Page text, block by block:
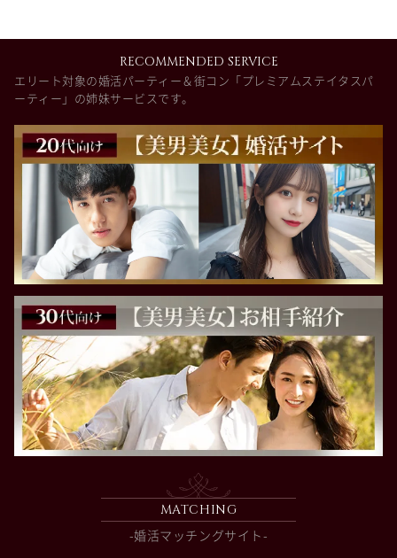
RECOMMENDED SERVICE
エリート対象の婚活パーティー＆街コン「プレミアムステイタスパ
ーティー」の姉妹サービスです。
MATCHING
-婚活マッチングサイト-